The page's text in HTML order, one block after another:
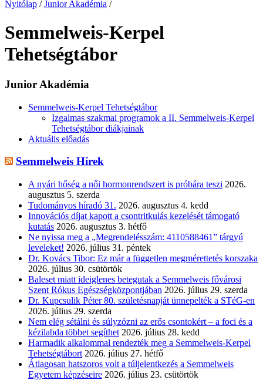
Nyitólap / Junior Akadémia /
Semmelweis-Kerpel
Tehetségtábor
Junior Akadémia
Semmelweis-Kerpel Tehetségtábor
Izgalmas szakmai programok a II. Semmelweis-Kerpel
Tehetségtábor diákjainak
Aktuális előadás
Semmelweis Hírek
A nyári hőség a női hormonrendszert is próbára teszi 2026.
augusztus 5. szerda
Tudományos híradó 31. 2026. augusztus 4. kedd
Innovációs díjat kapott a csontritkulás kezelését támogató
kutatás 2026. augusztus 3. hétfő
Ne nyissa meg a „Megrendelésszám: 4110588461” tárgyú
leveleket! 2026. július 31. péntek
Dr. Kovács Tibor: Ez már a független megmérettetés korszaka
2026. július 30. csütörtök
Baleset miatt ideiglenes betegutak a Semmelweis fővárosi
Szent Rókus Egészségközpontjában 2026. július 29. szerda
Dr. Kupcsulik Péter 80. születésnapját ünnepelték a STéG-en
2026. július 29. szerda
Nem elég sétálni és súlyzózni az erős csontokért – a foci és a
kézilabda többet segíthet 2026. július 28. kedd
Harmadik alkalommal rendezték meg a Semmelweis-Kerpel
Tehetségtábort 2026. július 27. hétfő
Átlagosan hatszoros volt a túljelentkezés a Semmelweis
Egyetem képzéseire 2026. július 23. csütörtök